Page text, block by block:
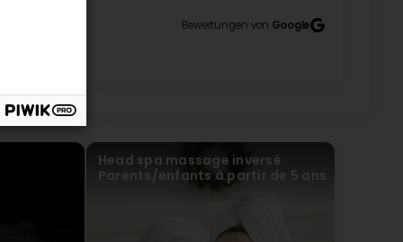
conducive to letting go. A cozy place, soft
soon! (Original) Jai passé un excellent moment.
lumières, musique calme. Et les odeurs des
plus légère. Un grand merci a la dame si
Bewertungen von Google
Head spa massage inversé
Parents/enfants à partir de 5 ans